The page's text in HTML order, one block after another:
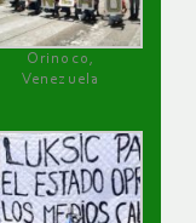
Orinoco,
Venezuela